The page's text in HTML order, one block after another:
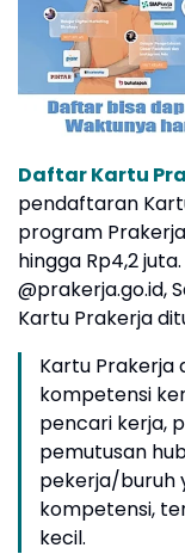
Daftar Kartu
pendaftaran
program
hingga Rp4,2
@prakerja.go.id,
Kartu Prakerja
Kartu
kompetensi
pencari kerja,
pemutusan
pekerja/buruh
kompetensi,
kecil.